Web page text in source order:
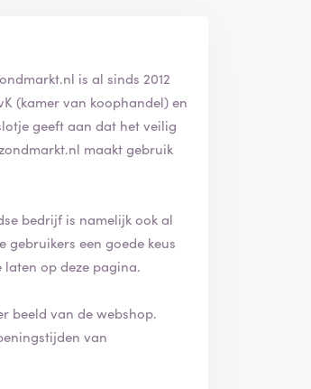
is al sinds 2012
(kamer van koophandel) en
geeft aan dat het veilig
maakt gebruik
bedrijf is namelijk ook al
gebruikers een goede keus
op deze pagina.
beeld van de webshop.
van